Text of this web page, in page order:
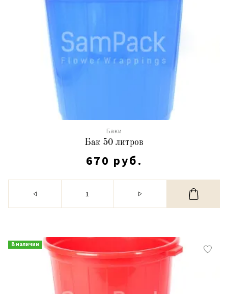
Баки
Бак 50 литров
670 руб.
В наличии